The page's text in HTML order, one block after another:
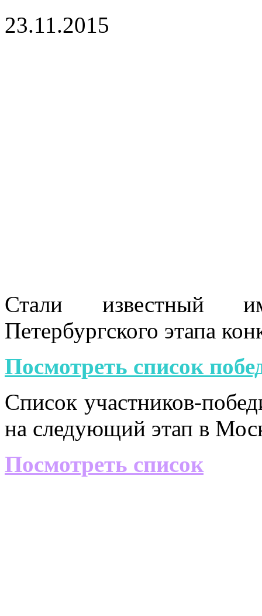
23.11.2015
Стали известный
Петербургского этапа
Посмотреть список
Список участников-
на следующий этап в
Посмотреть список